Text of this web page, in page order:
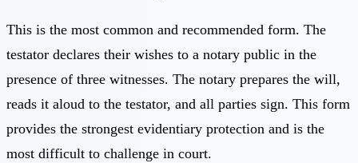
This is the most common and recommended form. The
testator declares their wishes to a notary public in the
presence of three witnesses. The notary prepares the will,
reads it aloud to the testator, and all parties sign. This form
provides the strongest evidentiary protection and is the
most difficult to challenge in court.